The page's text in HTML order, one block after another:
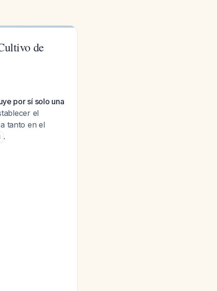
de
por sí solo una
el
tanto en el
.